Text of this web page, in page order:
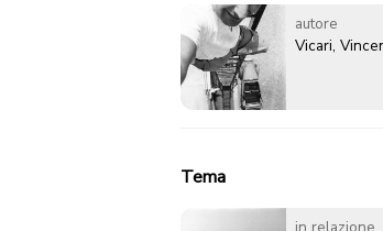
autore
Vicari,
Tema